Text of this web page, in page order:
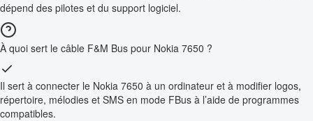
dépend des pilotes et du support logiciel.
À quoi sert le câble F&M Bus pour Nokia 7650 ?
Il sert à connecter le Nokia 7650 à un ordinateur et à modifier logos,
répertoire, mélodies et SMS en mode FBus à l’aide de programmes
compatibles.